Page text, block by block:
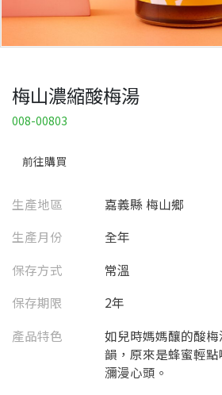
梅山濃縮酸梅湯
008-00803
前往購買
生產地區
嘉義縣 梅山鄉
生產月份
全年
保存方式
常溫
保存期限
2年
產品特色
如兒時媽媽釀的酸
韻，原來是蜂蜜輕
瀰漫心頭。